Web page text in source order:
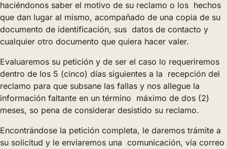
haciéndonos saber el motivo de su reclamo o los hechos
que dan lugar al mismo, acompañado de una copia de su
documento de identificación, sus datos de contacto y
cualquier otro documento que quiera hacer valer.
Evaluaremos su petición y de ser el caso lo requeriremos
dentro de los 5 (cinco) días siguientes a la recepción del
reclamo para que subsane las fallas y nos allegue la
información faltante en un término máximo de dos (2)
meses, so pena de considerar desistido su reclamo.
Encontrándose la petición completa, le daremos trámite a
su solicitud y le enviaremos una comunicación, vía correo